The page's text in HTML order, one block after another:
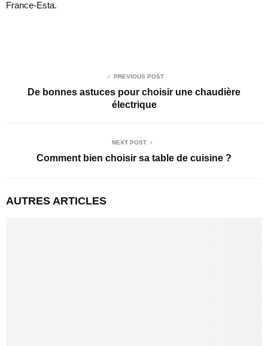
France-Esta.
PREVIOUS POST
De bonnes astuces pour choisir une chaudière
électrique
NEXT POST
Comment bien choisir sa table de cuisine ?
AUTRES ARTICLES